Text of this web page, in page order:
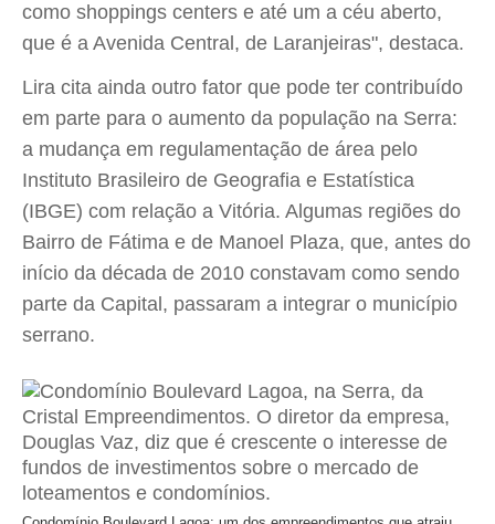
como shoppings centers e até um a céu aberto,
que é a Avenida Central, de Laranjeiras", destaca.
Lira cita ainda outro fator que pode ter contribuído
em parte para o aumento da população na Serra:
a mudança em regulamentação de área pelo
Instituto Brasileiro de Geografia e Estatística
(IBGE) com relação a Vitória. Algumas regiões do
Bairro de Fátima e de Manoel Plaza, que, antes do
início da década de 2010 constavam como sendo
parte da Capital, passaram a integrar o município
serrano.